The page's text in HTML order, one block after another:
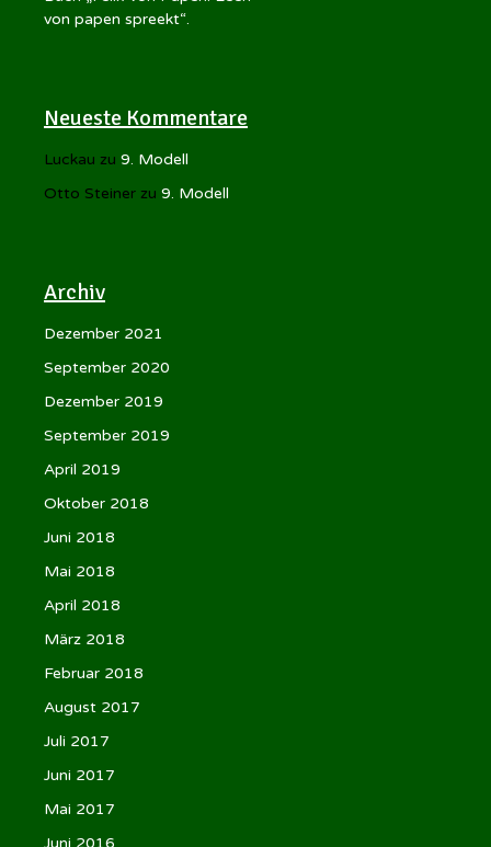
von papen spreekt“.
Neueste Kommentare
Luckau zu 9. Modell
Otto Steiner zu 9. Modell
Archiv
Dezember 2021
September 2020
Dezember 2019
September 2019
April 2019
Oktober 2018
Juni 2018
Mai 2018
April 2018
März 2018
Februar 2018
August 2017
Juli 2017
Juni 2017
Mai 2017